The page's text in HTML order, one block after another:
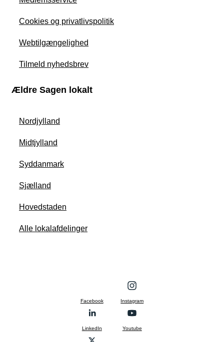
Cookies og privatlivspolitik
Webtilgængelighed
Tilmeld nyhedsbrev
Ældre Sagen lokalt
Nordjylland
Midtjylland
Syddanmark
Sjælland
Hovedstaden
Alle lokalafdelinger
Facebook Instagram
LinkedIn Youtube